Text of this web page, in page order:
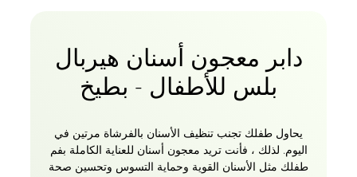
دابر معجون أسنان هيربال
بلس للأطفال - بطيخ
يحاول طفلك تجنب تنظيف الأسنان بالفرشاة مرتين في
اليوم. لذلك ، فأنت تريد معجون أسنان للعناية الكاملة بفم
طفلك مثل الأسنان القوية وحماية التسوس وتحسين صحة